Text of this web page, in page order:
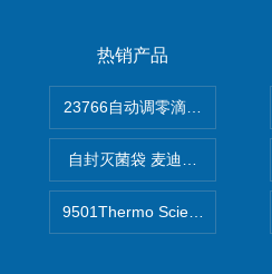
热销产品
自封灭菌袋 麦迪康Medicom
9501Thermo Scientific S1移